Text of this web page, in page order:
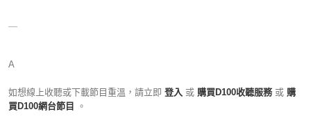
A
如想線上收聽或下載節目重溫，請立即 登入 或 購買D100收聽服務 或 購
買D100網台節目
。